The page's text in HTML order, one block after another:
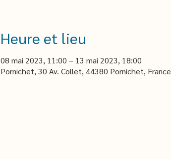
Heure et lieu
08 mai 2023, 11:00 – 13 mai 2023, 18:00
Pornichet, 30 Av. Collet, 44380 Pornichet, France